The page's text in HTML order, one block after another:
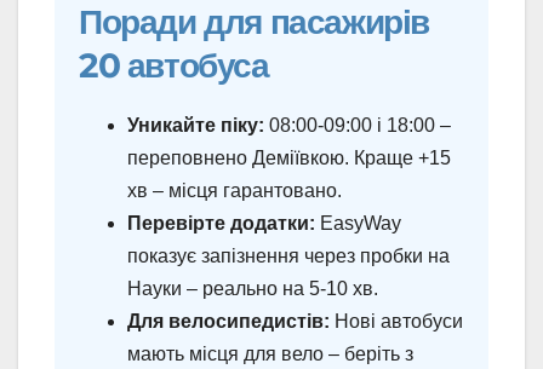
Поради для пасажирів
20 автобуса
Уникайте піку: 08:00-09:00 і 18:00 –
переповнено Деміївкою. Краще +15
хв – місця гарантовано.
Перевірте додатки: EasyWay
показує запізнення через пробки на
Науки – реально на 5-10 хв.
Для велосипедистів: Нові автобуси
мають місця для вело – беріть з